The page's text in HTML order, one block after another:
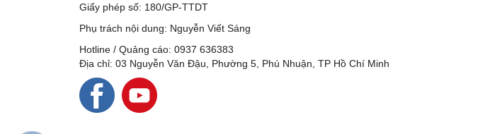
Giấy phép số: 180/GP-TTDT
Phụ trách nội dung: Nguyễn Viết Sáng
Hotline / Quảng cáo: 0937 636383
Địa chỉ: 03 Nguyễn Văn Đậu, Phường 5, Phú Nhuận, TP Hồ Chí Minh